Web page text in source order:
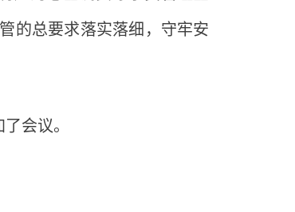
的总要求落实落细，守牢安
会议。